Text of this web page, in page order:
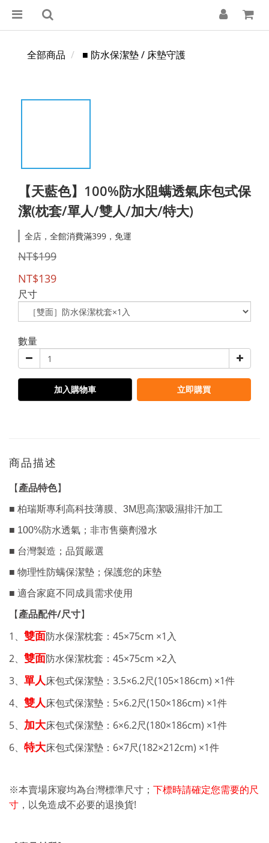
全部商品 ■ 防水保潔墊 / 床墊守護
【天藍色】100%防水阻螨透氣床包式保
潔(枕套/單人/雙人/加大/特大)
全店，全館消費滿399，免運
NT$199
NT$139
尺寸
數量
加入購物車 立即購買
商品描述
【 產品特色】
■ 柏瑞斯專利高科技薄膜、3M思高潔吸濕排汗加工
■ 100%防水透氣；非市售藥劑潑水
■ 台灣製造；品質嚴選
■ 物理性防螨保潔墊；保護您的床墊
■ 適合家庭不同成員需求使用
【 產品配件/尺寸】
1 、 雙面防水保潔枕套：45×75cm ×1入
2、 雙面防水保潔枕套：45×75cm ×2入
3、 單人床包式保潔墊：3.5×6.2尺(105×186cm) ×1件
4、 雙人床包式保潔墊：5×6.2尺(150×186cm) ×1件
5、 加大床包式保潔墊：6×6.2尺(180×186cm) ×1件
6、 特大床包式保潔墊：6×7尺(182×212cm) ×1件
※本賣場床寢均為台灣標準尺寸； 下標時請確定您需要的尺
寸 ，以免造成不必要的退換貨!